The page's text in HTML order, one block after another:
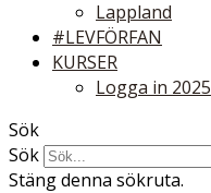
Lappland
#LEVFÖRFAN
KURSER
Logga in 2025
Sök
Sök
Stäng denna sökruta.